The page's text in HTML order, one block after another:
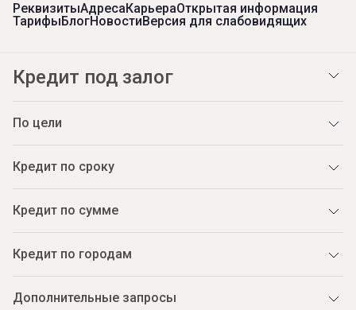
РеквизитыАдресаКарьераОткрытая информация
ТарифыБлогНовостиВерсия для слабовидящих
Кредит под залог
По цели
Кредит по сроку
Кредит по сумме
Кредит по городам
Дополнительные запросы